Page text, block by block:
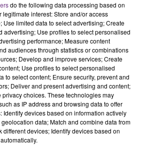
do the following data processing based on
legitimate interest: Store and/or access
Use limited data to select advertising; Create
advertising; Use profiles to select personalised
performance; Measure content
audiences through statistics or combinations
Develop and improve services; Create
Use profiles to select personalised
to select content; Ensure security, prevent and
Deliver and present advertising and content;
choices. These technologies may
as IP address and browsing data to offer
Identify devices based on information actively
data; Match and combine data from
different devices; Identify devices based on